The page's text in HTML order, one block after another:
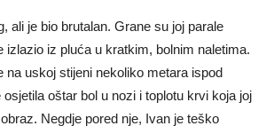
ali je bio brutalan. Grane su joj parale
izlazio iz pluća u kratkim, bolnim naletima.
na uskoj stijeni nekoliko metara ispod
oštar bol u nozi i toplotu krvi koja joj
Negdje pored nje, Ivan je teško